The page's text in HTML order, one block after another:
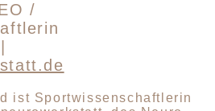
/
ist Sportwissenschaftlerin